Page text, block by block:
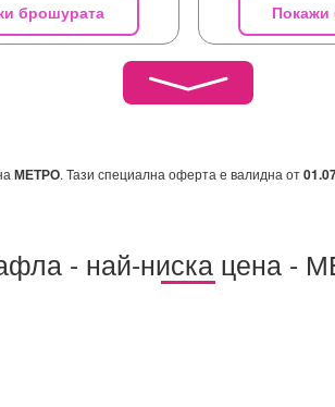
брошурата Покажи
МЕТРО. Тази специална оферта е валидна от
- най-ниска цена -